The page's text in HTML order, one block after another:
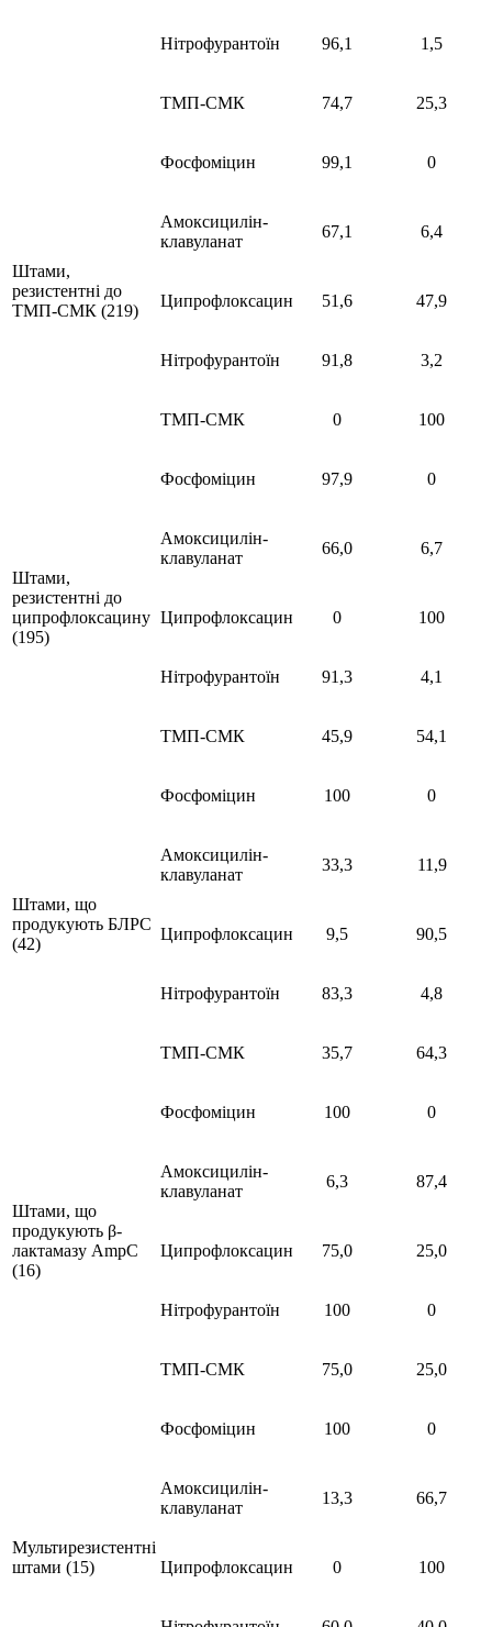
Нітрофурантоїн 96,1 1,5
ТМП-СМК 74,7 25,3
Штами,
резистентні до
ТМП-СМК (219)
Фосфоміцин 99,1 0
Амоксицилін-
клавуланат
67,1 6,4
Ципрофлоксацин 51,6 47,9
Нітрофурантоїн 91,8 3,2
ТМП-СМК 0 100
Штами,
резистентні до
ципрофлоксацину
(195)
Фосфоміцин 97,9 0
Амоксицилін-
клавуланат
66,0 6,7
Ципрофлоксацин 0 100
Нітрофурантоїн 91,3 4,1
ТМП-СМК 45,9 54,1
Штами, що
продукують БЛРС
(42)
Фосфоміцин 100 0
Амоксицилін-
клавуланат
33,3 11,9
Ципрофлоксацин 9,5 90,5
Нітрофурантоїн 83,3 4,8
ТМП-СМК 35,7 64,3
Штами, що
продукують β-
лактамазу AmpC
(16)
Фосфоміцин 100 0
Амоксицилін-
клавуланат
6,3 87,4
Ципрофлоксацин 75,0 25,0
Нітрофурантоїн 100 0
ТМП-СМК 75,0 25,0
Мультирезистентні
штами (15)
Фосфоміцин 100 0
Амоксицилін-
клавуланат
13,3 66,7
Ципрофлоксацин 0 100